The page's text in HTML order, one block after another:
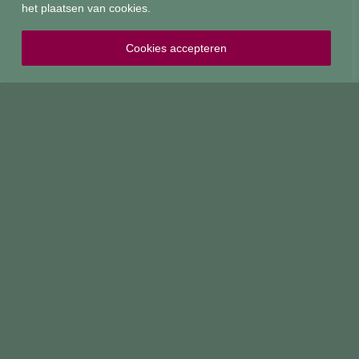
het plaatsen van cookies.
Cookies accepteren
Tuinarchitectuur
Tuinontwerp
Over ons
Contact